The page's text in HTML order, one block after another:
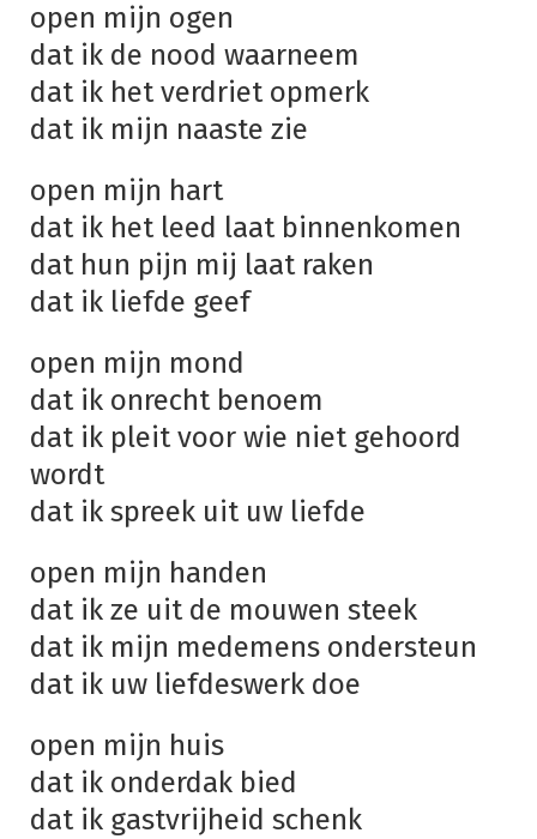
open mijn ogen
dat ik de nood waarneem
dat ik het verdriet opmerk
dat ik mijn naaste zie
open mijn hart
dat ik het leed laat binnenkomen
dat hun pijn mij laat raken
dat ik liefde geef
open mijn mond
dat ik onrecht benoem
dat ik pleit voor wie niet gehoord
wordt
dat ik spreek uit uw liefde
open mijn handen
dat ik ze uit de mouwen steek
dat ik mijn medemens ondersteun
dat ik uw liefdeswerk doe
open mijn huis
dat ik onderdak bied
dat ik gastvrijheid schenk